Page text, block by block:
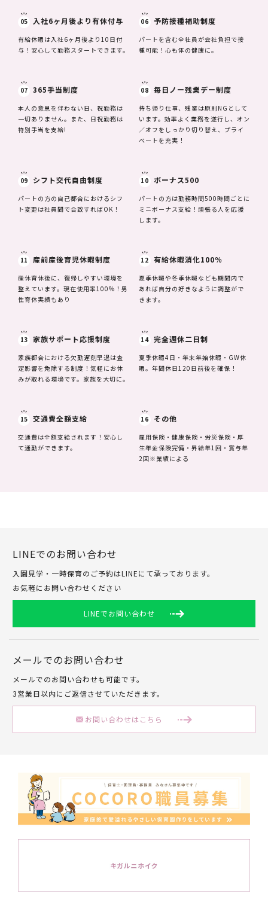
05 入社6ヶ月後より有休付与
有給休暇は入社6ヶ月後より10日付
与！安心して勤務スタートできます。
06 予防接種補助制度
パートを含む全社員が会社負担で接
種可能！心も体の健康に。
07 365手当制度
本人の意思を伴わない日、祝勤務は
一切ありません。また、日祝勤務は
特別手当を支給!
08 毎日ノー残業デー制度
持ち帰り仕事、残業は原則NGとして
います。効率よく業務を遂行し、オン
／オフをしっかり切り替え、プライ
ベートを充実！
09 シフト交代自由制度
パートの方の自己都合におけるシフ
ト変更は社員間で合致すればOK！
10 ボーナス500
パートの方は勤務時間500時間ごとに
ミニボーナス支給！頑張る人を応援
します。
11 産前産後育児休暇制度
産休育休後に、復帰しやすい環境を
整えています。現在使用率100%！男
性育休実績もあり
12 有給休暇消化100％
夏季休暇や冬季休暇なども期間内で
あれば自分の好きなように調整がで
きます。
13 家族サポート応援制度
家族都合における欠勤遅刻早退は査
定影響を免除する制度！気軽にお休
みが取れる環境です。家族を大切に。
14 完全週休二日制
夏季休暇4日・年末年始休暇・GW休
暇。年間休日120日前後を確保！
15 交通費全額支給
交通費は全額支給されます！安心し
て通勤ができます。
16 その他
雇用保険・健康保険・労災保険・厚
生年金保険完備・昇給年1回・賞与年
2回※業績による
LINEでのお問い合わせ
入園見学・一時保育のご予約はLINEにて承っております。
お気軽にお問い合わせください
LINEでお問い合わせ
メールでのお問い合わせ
メールでのお問い合わせも可能です。
3営業日以内にご返信させていただきます。
お問い合わせはこちら